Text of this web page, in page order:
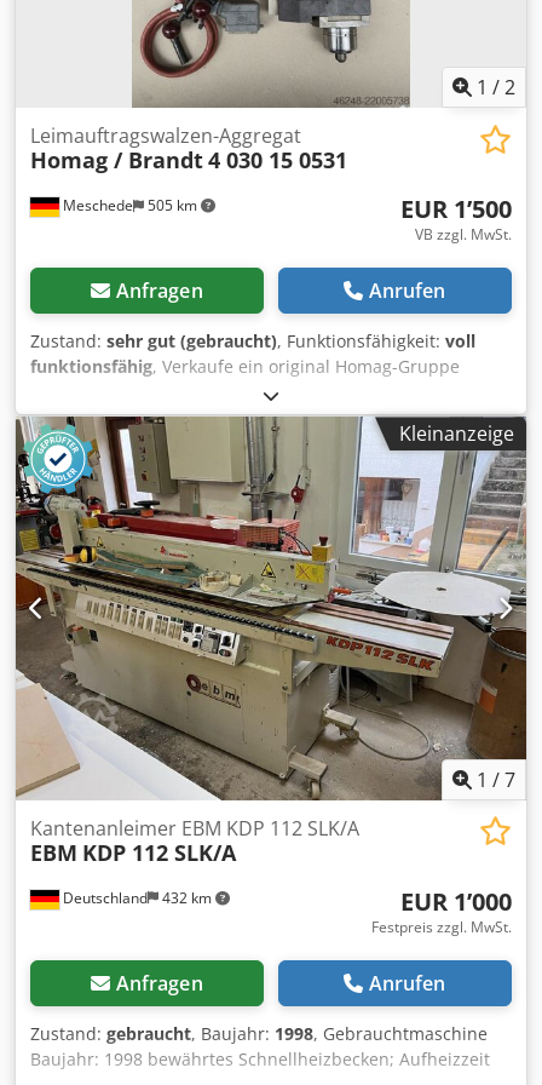
1 /2
Meschede 505 km
Leimauftragswalzen-Aggregat
Homag / Brandt4 030 15 0531
EUR 1’500
VB zzgl. MwSt.
Anfragen Anrufen
Zustand: sehr gut (gebraucht), Funktionsfähigkeit: voll
funktionsfähig, Verkaufe ein original Homag-Gruppe
Leimauftragsaggregat (Oberteil mit Leimauftragswalze und
Antriebskupplung) für Kantenanleimmaschinen der Marke
Brandt / Homag. Das Aggregat befindet sich in einem
optisch guten, sauberen Zustand mit normalen
gebrauchsbedingten Spuren (siehe Artikelfotos). Es
handelt sich um das praktische Schnellwechsel-System
inklusive der dazugehörigen Arretierbolzen (Kugelgriffe)
und dem originalen Harting-Anschlussstecker. Cedpey Uv
Umjfx Akrsrf Technische Daten & Details: Hersteller:
Homag Group / Brandt Teilenummer (eingeprägt): 4-030-
15-0531 (4030150531) Komponenten: Rändel-Leimwalze,
Dosierschieber zur Schichtdicken-Einstellung,
Berührungsschutz-Gitter, hochtemperaturbeständiges
Anschlusskabel mit Harting-Stecker, 2x
Verriegelungsbolzen. Passend für: Viele Modelle der
Brandt Optimat Serie (KDN / KDF / Ambition etc. – bitte
vorab die Teilenummer mit Ihrer Maschine abgleichen).
Kleinanzeige
1 /7
Deutschland 432 km
Kantenanleimer EBM KDP 112 SLK/A
EBM KDP 112 SLK/A
EUR 1’000
Festpreis zzgl. MwSt.
Anfragen Anrufen
Zustand: gebraucht, Baujahr: 1998, Gebrauchtmaschine
Baujahr: 1998 bewährtes Schnellheizbecken; Aufheizzeit